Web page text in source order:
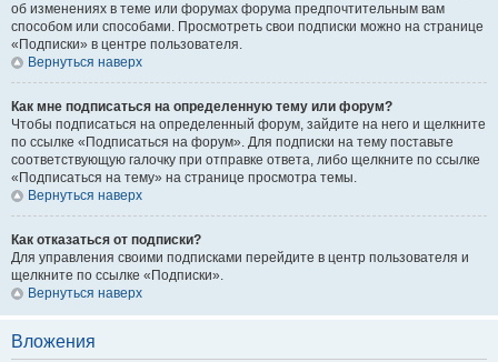
об изменениях в теме или форумах форума предпочтительным вам
способом или способами. Просмотреть свои подписки можно на странице
«Подписки» в центре пользователя.
Вернуться наверх
Как мне подписаться на определенную тему или форум?
Чтобы подписаться на определенный форум, зайдите на него и щелкните
по ссылке «Подписаться на форум». Для подписки на тему поставьте
соответствующую галочку при отправке ответа, либо щелкните по ссылке
«Подписаться на тему» на странице просмотра темы.
Вернуться наверх
Как отказаться от подписки?
Для управления своими подписками перейдите в центр пользователя и
щелкните по ссылке «Подписки».
Вернуться наверх
Вложения